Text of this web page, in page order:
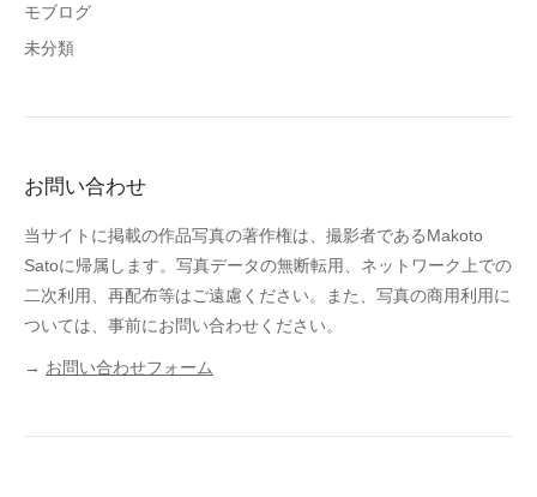
モブログ
未分類
お問い合わせ
当サイトに掲載の作品写真の著作権は、撮影者であるMakoto
Satoに帰属します。写真データの無断転用、ネットワーク上での
二次利用、再配布等はご遠慮ください。また、写真の商用利用に
ついては、事前にお問い合わせください。
→ お問い合わせフォーム